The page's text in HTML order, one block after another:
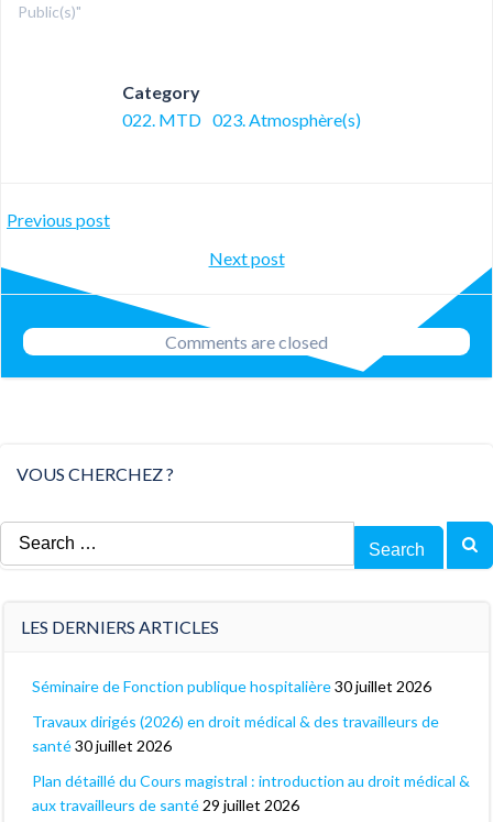
Public(s)"
Category
022. MTD 023. Atmosphère(s)
Post
navigation
Previous post
Post
navigation
Next post
Comments are closed
VOUS CHERCHEZ ?
Search
for:
LES DERNIERS ARTICLES
Séminaire de Fonction publique hospitalière30 juillet 2026
Travaux dirigés (2026) en droit médical & des travailleurs de
santé30 juillet 2026
Plan détaillé du Cours magistral : introduction au droit médical &
aux travailleurs de santé 29 juillet 2026